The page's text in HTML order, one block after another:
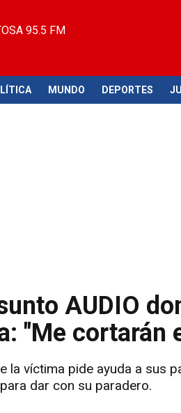
95.5 FM
MUNDO DEPORTES
AUDIO
"Me cortarán
la víctima pide ayuda a
dar con su paradero.